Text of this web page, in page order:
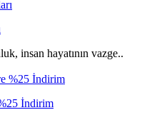
insan hayatının vazge..
İndirim